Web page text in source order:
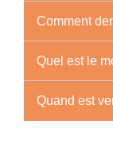
Comment
Quel est le
Quand est